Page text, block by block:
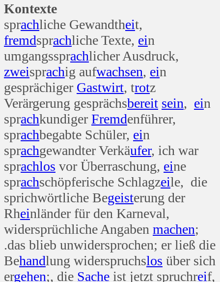
Kontexte
sprachliche Gewandtheit,
fremdsprachliche Texte, ein
umgangssprachlicher Ausdruck,
zweisprachig aufwachsen, ein
gesprächiger Gastwirt, trotz
Verärgerung gesprächsbereit sein, ein
sprachkundiger Fremdenführer,
sprachbegabte Schüler, ein
sprachgewandter Verkäufer, ich war
sprachlos vor Überraschung, eine
sprachschöpferische Schlagzeile, die
sprichwörtliche Begeisterung der
Rheinländer für den Karneval,
widersprüchliche Angaben machen;
.das blieb unwidersprochen; er ließ die
Behandlung widerspruchslos über sich
ergehen;, die Sache ist jetzt spruchreif,